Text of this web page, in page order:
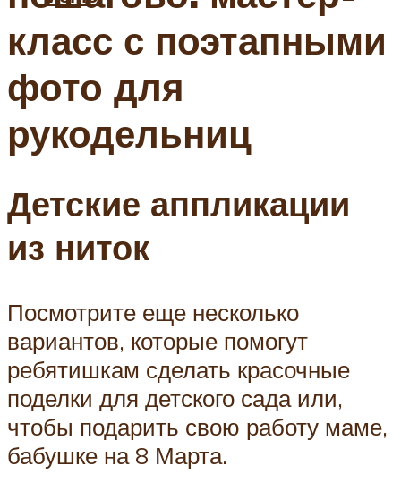
класс с поэтапными
фото для
рукодельниц
Детские аппликации
из ниток
Посмотрите еще несколько
вариантов, которые помогут
ребятишкам сделать красочные
поделки для детского сада или,
чтобы подарить свою работу маме,
бабушке на 8 Марта.